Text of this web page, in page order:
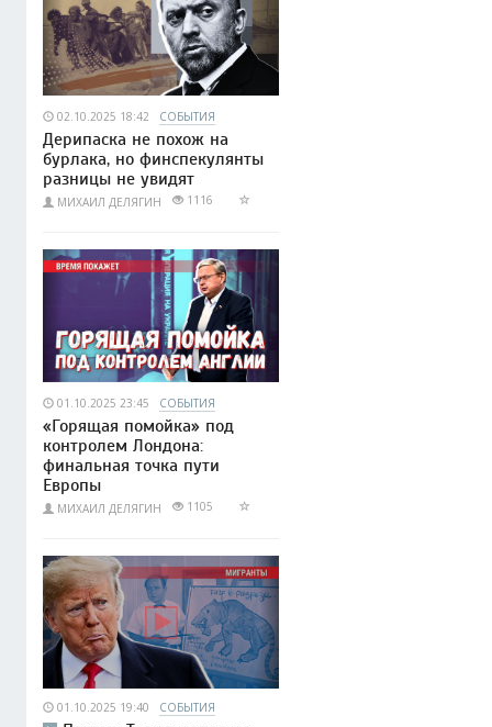
02.10.2025 18:42 СОБЫТИЯ
Дерипаска не похож на
бурлака, но финспекулянты
разницы не увидят
МИХАИЛ ДЕЛЯГИН 1116
01.10.2025 23:45 СОБЫТИЯ
«Горящая помойка» под
контролем Лондона:
финальная точка пути
Европы
МИХАИЛ ДЕЛЯГИН 1105
01.10.2025 19:40 СОБЫТИЯ